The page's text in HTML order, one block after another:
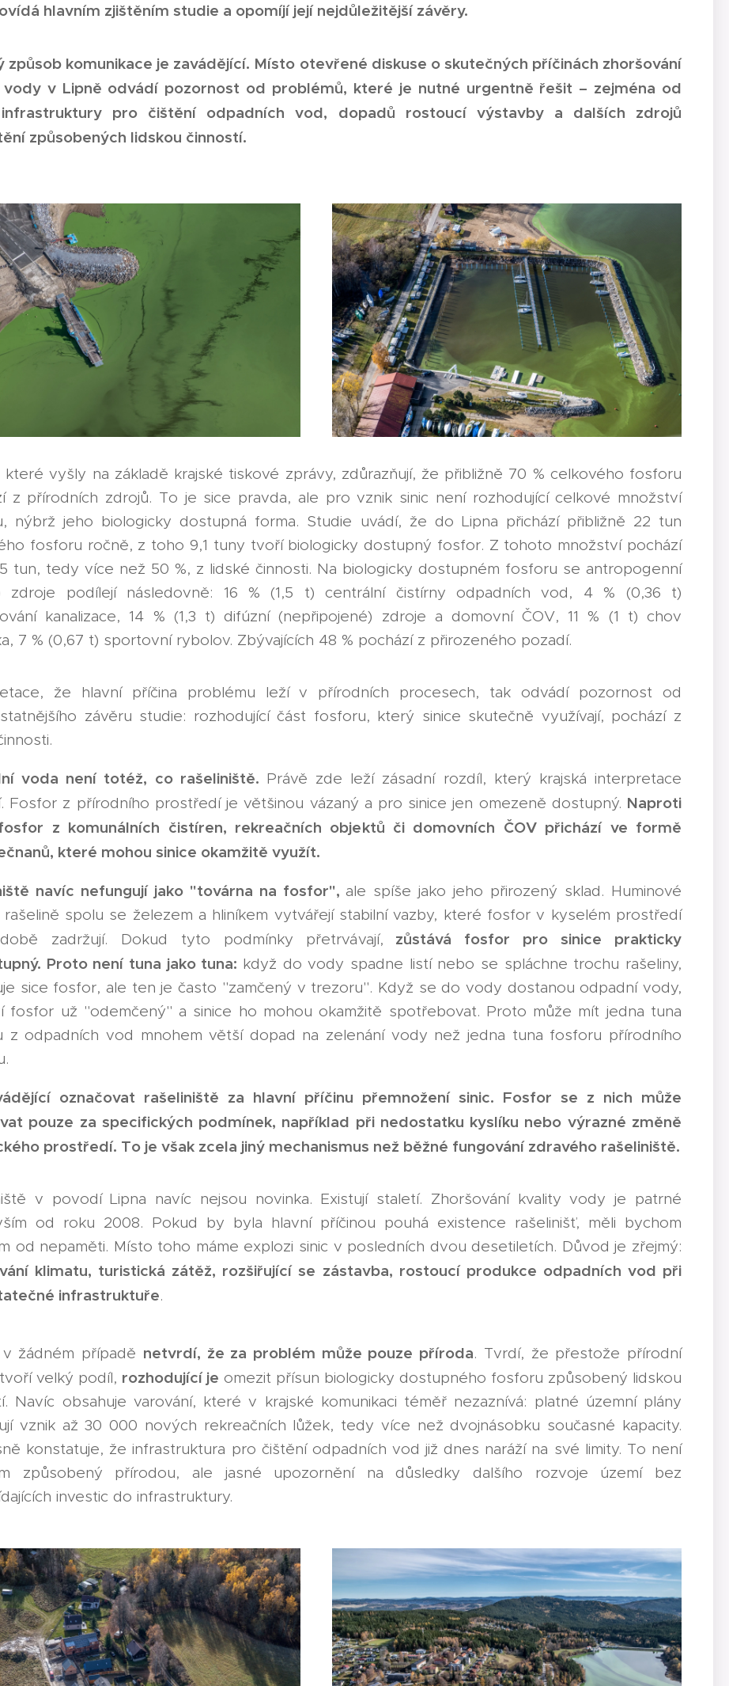
hlavním zjištěním studie a opomíjí její nejdůležitější závěry.
způsob komunikace je zavádějící. Místo otevřené diskuse o skutečných příčinách zhoršování
vody v Lipně odvádí pozornost od problémů, které je nutné urgentně řešit – zejména od
pro čištění odpadních vod, dopadů rostoucí výstavby a dalších zdrojů
způsobených lidskou činností.
které vyšly na základě krajské tiskové zprávy, zdůrazňují, že přibližně 70 % celkového fosforu
z přírodních zdrojů. To je sice pravda, ale pro vznik sinic není rozhodující celkové množství
nýbrž jeho biologicky dostupná forma. Studie uvádí, že do Lipna přichází přibližně 22 tun
fosforu ročně, z toho 9,1 tuny tvoří biologicky dostupný fosfor. Z tohoto množství pochází
tun, tedy více než 50 %, z lidské činnosti. Na biologicky dostupném fosforu se antropogenní
zdroje podílejí následovně: 16 % (1,5 t) centrální čistírny odpadních vod, 4 % (0,36 t)
kanalizace, 14 % (1,3 t) difúzní (nepřipojené) zdroje a domovní ČOV, 11 % (1 t) chov
7 % (0,67 t) sportovní rybolov. Zbývajících 48 % pochází z přirozeného pozadí.
že hlavní příčina problému leží v přírodních procesech, tak odvádí pozornost od
závěru studie: rozhodující část fosforu, který sinice skutečně využívají, pochází z
voda není totéž, co rašeliniště. Právě zde leží zásadní rozdíl, který krajská interpretace
Fosfor z přírodního prostředí je většinou vázaný a pro sinice jen omezeně dostupný. Naproti
z komunálních čistíren, rekreačních objektů či domovních ČOV přichází ve formě
které mohou sinice okamžitě využít.
navíc nefungují jako "továrna na fosfor", ale spíše jako jeho přirozený sklad. Huminové
spolu se železem a hliníkem vytvářejí stabilní vazby, které fosfor v kyselém prostředí
zadržují. Dokud tyto podmínky přetrvávají, zůstává fosfor pro sinice prakticky
Proto není tuna jako tuna: když do vody spadne listí nebo se spláchne trochu rašeliny,
sice fosfor, ale ten je často "zamčený v trezoru". Když se do vody dostanou odpadní vody,
fosfor už "odemčený" a sinice ho mohou okamžitě spotřebovat. Proto může mít jedna tuna
z odpadních vod mnohem větší dopad na zelenání vody než jedna tuna fosforu přírodního
označovat rašeliniště za hlavní příčinu přemnožení sinic. Fosfor se z nich může
pouze za specifických podmínek, například při nedostatku kyslíku nebo výrazné změně
prostředí. To je však zcela jiný mechanismus než běžné fungování zdravého rašeliniště.
v povodí Lipna navíc nejsou novinka. Existují staletí. Zhoršování kvality vody je patrné
od roku 2008. Pokud by byla hlavní příčinou pouhá existence rašelinišť, měli bychom
od nepaměti. Místo toho máme explozi sinic v posledních dvou desetiletích. Důvod je zřejmý:
klimatu, turistická zátěž, rozšiřující se zástavba, rostoucí produkce odpadních vod při
infrastruktuře.
žádném případě netvrdí, že za problém může pouze příroda. Tvrdí, že přestože přírodní
velký podíl, rozhodující je omezit přísun biologicky dostupného fosforu způsobený lidskou
Navíc obsahuje varování, které v krajské komunikaci téměř nezaznívá: platné územní plány
vznik až 30 000 nových rekreačních lůžek, tedy více než dvojnásobku současné kapacity.
konstatuje, že infrastruktura pro čištění odpadních vod již dnes naráží na své limity. To není
způsobený přírodou, ale jasné upozornění na důsledky dalšího rozvoje území bez
investic do infrastruktury.